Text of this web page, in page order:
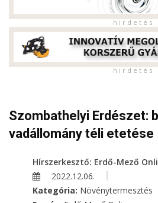
h i r d e t é s
h i r d e t é s
Szombathelyi Erdészet:
vadállomány téli etetése
Hírszerkesztő: Erdő-Mező
2022.12.06.
Kategória: Növénytermesztés